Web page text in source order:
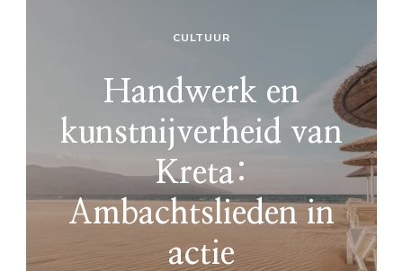
CULTUUR
Handwerk en
kunstnijverheid van
Kreta:
Ambachtslieden in
actie